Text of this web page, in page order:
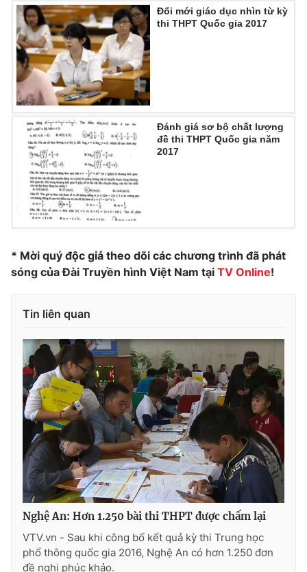
Video Shorts video
VTV Money VTV Thể thao
VTV Sức khoẻ Bất động sản
Thị trường 24h Tấm lòng Việt
VTV4
VTV9
Liên hệ tòa soạn English
Theo dõi báo trên
Cơ quan chủ quản:Đài Truyền hình Việt Nam
Cơ quan báo chí:
Thời báo VTV
Giấy phép hoạt động báo in và báo điện tử số 483/GP-BTTTT
cấp ngày 29/12/2023
Tổng Biên tập:
Vũ Thanh Thủy
Nguyễn Trọng Ninh
Tổng đài VTV: 024.38 355 931 - 024.38 355 932
Đổi mới giáo dục nhìn từ kỳ
thi THPT Quốc gia 2017
Đánh giá sơ bộ chất lượng
đề thi THPT Quốc gia năm
2017
* Mời quý độc giả theo dõi các chương trình đã phát
sóng của Đài Truyền hình Việt Nam tại TV Online!
Tin liên quan
Nghệ An: Hơn 1.250 bài thi THPT được chấm lại
VTV.vn - Sau khi công bố kết quả kỳ thi Trung học
phổ thông quốc gia 2016, Nghệ An có hơn 1.250 đơn
đề nghị phúc khảo.